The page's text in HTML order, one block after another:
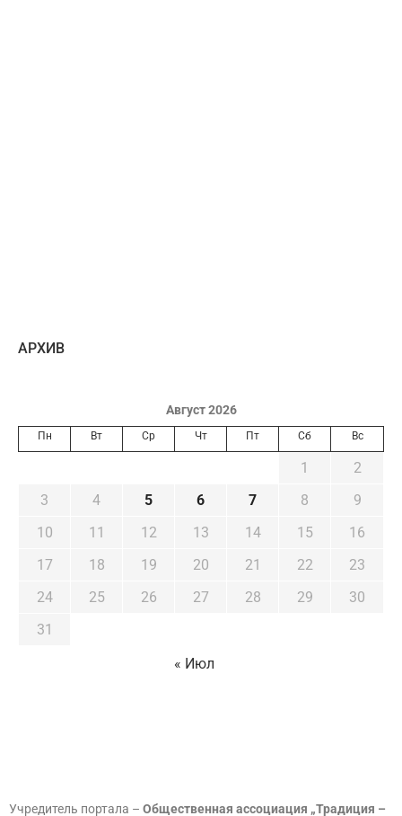
AРХИВ
Август 2026
Пн Вт Ср Чт Пт Сб Вс
1
2
3
4 5 6 7 8
9
10
11 12 13 14 15
16
17
18 19 20 21 22
23
24
25 26 27 28 29
30
31
« Июл
Учредитель портала – Общественная ассоциация „Традиция –